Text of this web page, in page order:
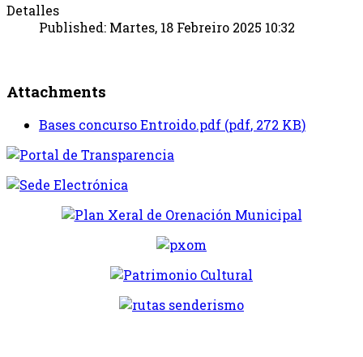
Detalles
Published: Martes, 18 Febreiro 2025 10:32
Attachments
Bases concurso Entroido.pdf (pdf, 272 KB)